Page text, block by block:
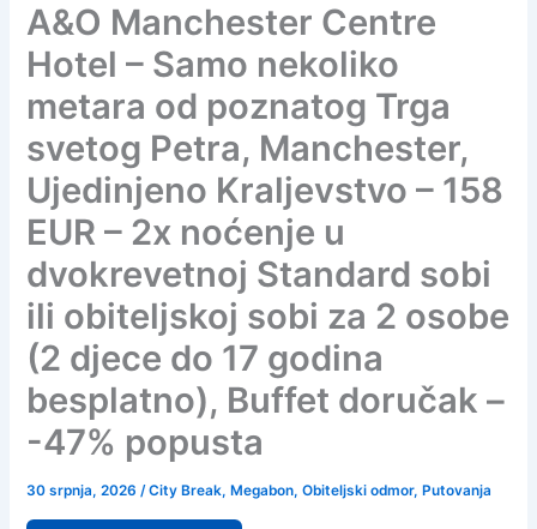
A&O Manchester Centre
Hotel – Samo nekoliko
metara od poznatog Trga
svetog Petra, Manchester,
Ujedinjeno Kraljevstvo – 158
EUR – 2x noćenje u
dvokrevetnoj Standard sobi
ili obiteljskoj sobi za 2 osobe
(2 djece do 17 godina
besplatno), Buffet doručak –
-47% popusta
30 srpnja, 2026/City Break, Megabon,Obiteljski odmor, Putovanja